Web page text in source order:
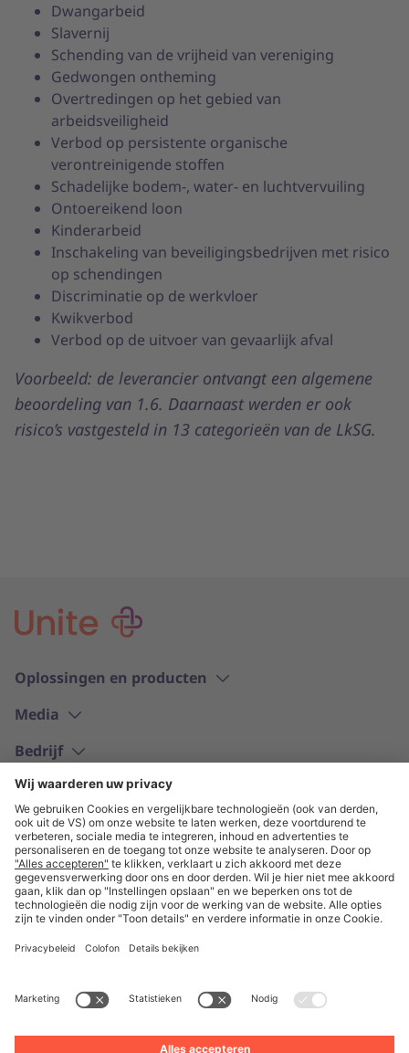
Dwangarbeid
Slavernij
Schending van de vrijheid van vereniging
Gedwongen ontheming
Overtredingen op het gebied van
arbeidsveiligheid
Verbod op persistente organische
verontreinigende stoffen
Schadelijke bodem-, water- en luchtvervuiling
Ontoereikend loon
Kinderarbeid
Inschakeling van beveiligingsbedrijven met risico
op schendingen
Discriminatie op de werkvloer
Kwikverbod
Verbod op de uitvoer van gevaarlijk afval
Voorbeeld: de leverancier ontvangt een algemene
beoordeling van 1.6. Daarnaast werden er ook
risico’s vastgesteld in 13 categorieën van de LkSG.
Oplossingen en producten
Media
Bedrijf
Nederlands